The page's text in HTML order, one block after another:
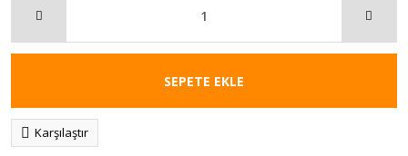
SEPETE EKLE
Karşılaştır